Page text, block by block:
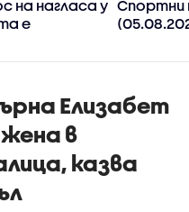
на нагласа у
е
да
футуролог
Спортни
Елизабет
в
казва